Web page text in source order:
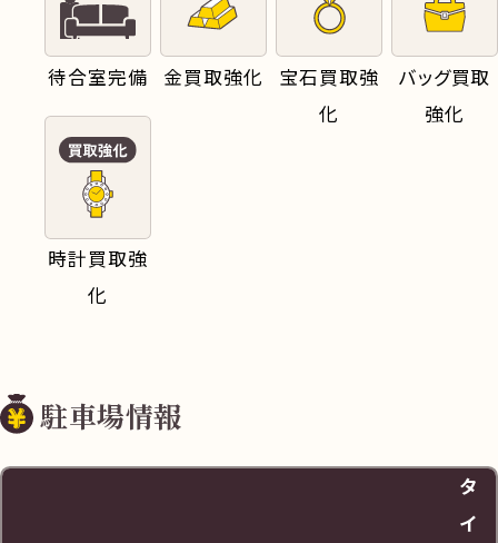
待合室完備 金買取強化
宝石買取強
化
バッグ買取
強化
時計買取強
化
駐車場情報
タ
イ